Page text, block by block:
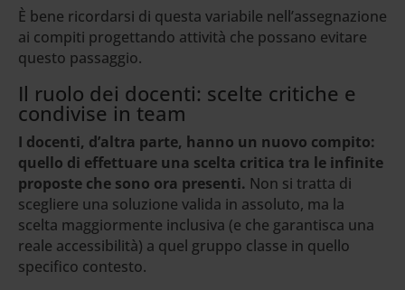
È bene ricordarsi di questa variabile nell’assegnazione
ai compiti progettando attività che possano evitare
questo passaggio.
Il ruolo dei docenti: scelte critiche e
condivise in team
I docenti, d’altra parte, hanno un nuovo compito:
quello di effettuare una scelta critica tra le infinite
proposte che sono ora presenti. Non si tratta di
scegliere una soluzione valida in assoluto, ma la
scelta maggiormente inclusiva (e che garantisca una
reale accessibilità) a quel gruppo classe in quello
specifico contesto.